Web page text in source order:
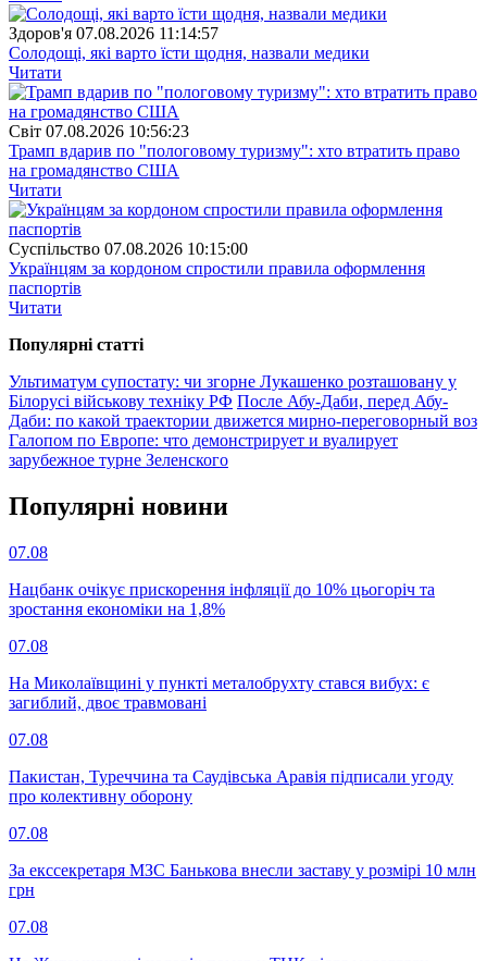
Здоров'я 07.08.2026 11:14:57
Солодощі, які варто їсти щодня, назвали медики
Читати
Свiт 07.08.2026 10:56:23
Трамп вдарив по "пологовому туризму": хто втратить право
на громадянство США
Читати
Суспiльство 07.08.2026 10:15:00
Українцям за кордоном спростили правила оформлення
паспортів
Читати
Популярнi статтi
Ультиматум супостату: чи згорне Лукашенко розташовану у
Білорусі військову техніку РФ После Абу-Даби, перед Абу-
Даби: по какой траектории движется мирно-переговорный воз
Галопом по Европе: что демонстрирует и вуалирует
зарубежное турне Зеленского
Популярнi новини
07.08
Нацбанк очікує прискорення інфляції до 10% цьогоріч та
зростання економіки на 1,8%
07.08
На Миколаївщині у пункті металобрухту стався вибух: є
загиблий, двоє травмовані
07.08
Пакистан, Туреччина та Саудівська Аравія підписали угоду
про колективну оборону
07.08
За екссекретаря МЗС Банькова внесли заставу у розмірі 10 млн
грн
07.08